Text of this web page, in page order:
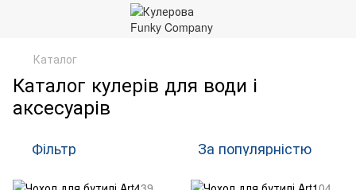
Каталог
Каталог кулерів для води і
аксесуарів
Фільтр За популярністю